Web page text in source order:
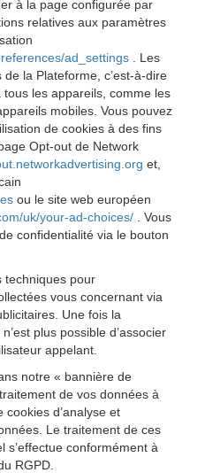
à la page configurée par
relatives aux paramètres
ad_settings
. Les
la Plateforme, c’est-à-dire
tous les appareils, comme les
mobiles. Vous pouvez
de cookies à des fins
Opt-out de Network
et,
ou le site web européen
uk/your-ad-choices/
. Vous
confidentialité via le bouton
techniques pour
vous concernant via
Une fois la
plus possible d’associer
appelant.
notre « bannière de
de vos données à
cookies d’analyse et
Le traitement de ces
s’effectue conformément à
RGPD.